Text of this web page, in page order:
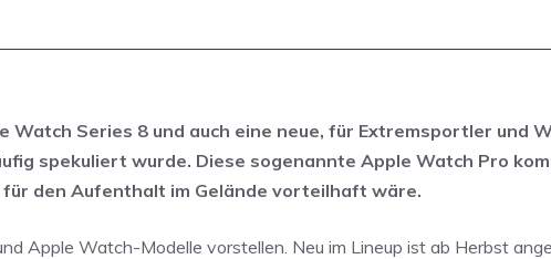
Watch Series 8 und auch eine neue, für Extremsportler und
spekuliert wurde. Diese sogenannte Apple Watch Pro
den Aufenthalt im Gelände vorteilhaft wäre.
Apple Watch-Modelle vorstellen. Neu im Lineup ist ab Herbst